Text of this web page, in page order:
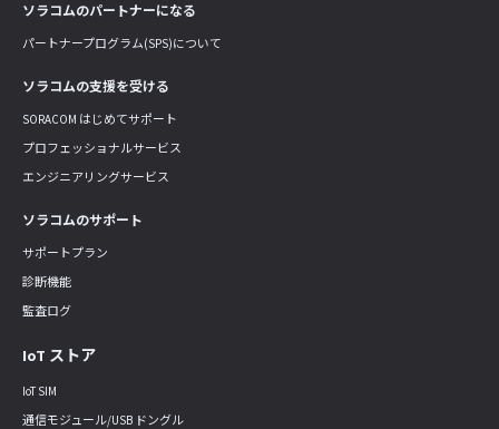
ソラコムのパートナーになる
パートナープログラム(SPS)について
ソラコムの支援を受ける
SORACOM はじめてサポート
プロフェッショナルサービス
エンジニアリングサービス
ソラコムのサポート
サポートプラン
診断機能
監査ログ
IoT ストア
IoT SIM
通信モジュール/USB ドングル